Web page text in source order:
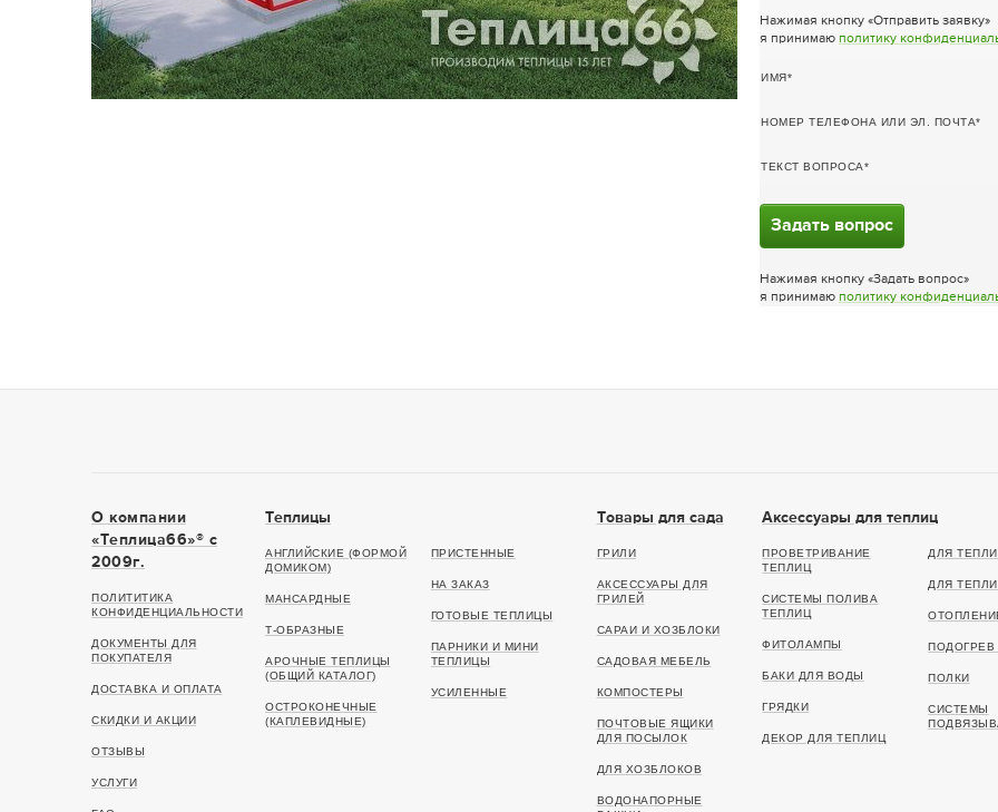
Нажимая кнопку «Отправить заявку»
я принимаю политику
ИМЯ
НОМЕР ТЕЛЕФОНА ИЛИ ЭЛ. ПОЧТА
ТЕКСТ ВОПРОСА
Задать вопрос
Нажимая кнопку «Задать вопрос»
я принимаю политику
О компании
«Теплица66»® c
2009г.
ПОЛИТИТИКА
КОНФИДЕНЦИАЛЬНОСТИ
ДОКУМЕНТЫ ДЛЯ
ПОКУПАТЕЛЯ
ДОСТАВКА И ОПЛАТА
СКИДКИ И АКЦИИ
ОТЗЫВЫ
УСЛУГИ
Теплицы
АНГЛИЙСКИЕ (ФОРМОЙ
ДОМИКОМ)
МАНСАРДНЫЕ
Т-ОБРАЗНЫЕ
АРОЧНЫЕ ТЕПЛИЦЫ
(ОБЩИЙ КАТАЛОГ)
ОСТРОКОНЕЧНЫЕ
(КАПЛЕВИДНЫЕ)
ПРИСТЕННЫЕ
НА ЗАКАЗ
ГОТОВЫЕ ТЕПЛИЦЫ
ПАРНИКИ И МИНИ
ТЕПЛИЦЫ
УСИЛЕННЫЕ
Товары для сада
ГРИЛИ
АКСЕССУАРЫ ДЛЯ
ГРИЛЕЙ
САРАИ И ХОЗБЛОКИ
САДОВАЯ МЕБЕЛЬ
КОМПОСТЕРЫ
ПОЧТОВЫЕ ЯЩИКИ
ДЛЯ ПОСЫЛОК
ДЛЯ ХОЗБЛОКОВ
ВОДОНАПОРНЫЕ
Аксессуары для теплиц
ПРОВЕТРИВАНИЕ
ТЕПЛИЦ
СИСТЕМЫ ПОЛИВА
ТЕПЛИЦ
ФИТОЛАМПЫ
БАКИ ДЛЯ ВОДЫ
ГРЯДКИ
ДЕКОР ДЛЯ ТЕПЛИЦ
ДЛЯ
ДЛЯ
ПОДОГРЕВ
ПОЛКИ
СИСТЕМЫ